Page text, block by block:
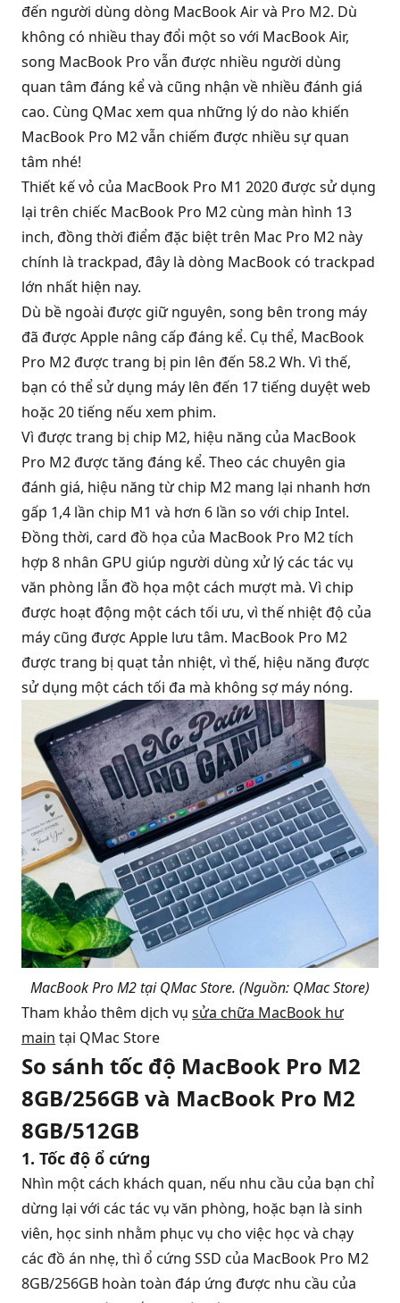
đến người dùng dòng MacBook Air và Pro M2. Dù
không có nhiều thay đổi một so với MacBook Air,
song MacBook Pro vẫn được nhiều người dùng
quan tâm đáng kể và cũng nhận về nhiều đánh giá
cao. Cùng QMac xem qua những lý do nào khiến
MacBook Pro M2vẫn chiếm được nhiều sự quan
tâm nhé!
Thiết kế vỏ của MacBook Pro M1 2020được sử dụng
lại trên chiếc MacBook Pro M2 cùng màn hình 13
inch, đồng thời điểm đặc biệt trên Mac Pro M2 này
chính là trackpad, đây là dòng MacBook có trackpad
lớn nhất hiện nay.
Dù bề ngoài được giữ nguyên, song bên trong máy
đã được Apple nâng cấp đáng kể. Cụ thể, MacBook
Pro M2 được trang bị pin lên đến 58.2 Wh. Vì thế,
bạn có thể sử dụng máy lên đến 17 tiếng duyệt web
hoặc 20 tiếng nếu xem phim.
Vì được trang bị chip M2, hiệu năng của MacBook
Pro M2 được tăng đáng kể. Theo các chuyên gia
đánh giá, hiệu năng từ chip M2 mang lại nhanh hơn
gấp 1,4 lần chip M1 và hơn 6 lần so với chip Intel.
Đồng thời, card đồ họa của MacBook Pro M2 tích
hợp 8 nhân GPU giúp người dùng xử lý các tác vụ
văn phòng lẫn đồ họa một cách mượt mà. Vì chip
được hoạt động một cách tối ưu, vì thế nhiệt độ của
máy cũng được Apple lưu tâm. MacBook Pro M2
được trang bị quạt tản nhiệt, vì thế, hiệu năng được
sử dụng một cách tối đa mà không sợ máy nóng.
MacBook Pro M2 tại QMac Store. (Nguồn: QMac Store)
Tham khảo thêm dịch vụ sửa chữa MacBook hư
main tại QMac Store
So sánh tốc độ MacBook Pro M2
8GB/256GB và MacBook Pro M2
8GB/512GB
1. Tốc độ ổ cứng
Nhìn một cách khách quan, nếu nhu cầu của bạn chỉ
dừng lại với các tác vụ văn phòng, hoặc bạn là sinh
viên, học sinh nhằm phục vụ cho việc học và chạy
các đồ án nhẹ, thì ổ cứng SSD của MacBook Pro M2
8GB/256GB hoàn toàn đáp ứng được nhu cầu của